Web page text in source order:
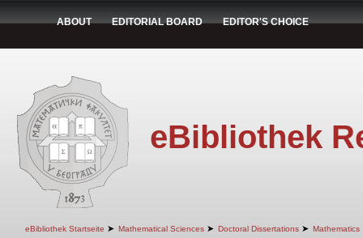
ABOUT EDITORIAL BOARD EDITOR'S CHOICE
eBibliothek
eBibliothek Startseite ➤ Mathematical Sciences ➤ Doctoral Dissertations ➤ Mathematics